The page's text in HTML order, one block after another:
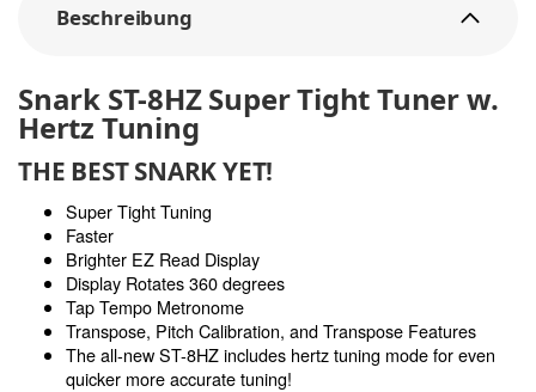
Beschreibung
Snark ST-8HZ Super Tight Tuner w.
Hertz Tuning
THE BEST SNARK YET!
Super Tight Tuning
Faster
Brighter EZ Read Display
Display Rotates 360 degrees
Tap Tempo Metronome
Transpose, Pitch Calibration, and Transpose Features
The all-new ST-8HZ includes hertz tuning mode for even
quicker more accurate tuning!